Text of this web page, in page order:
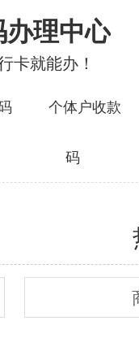
办理中心
卡就能办！
个体户收款
码